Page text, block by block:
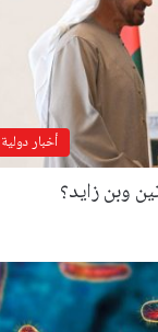
أخبار دولية
وبن زايد؟